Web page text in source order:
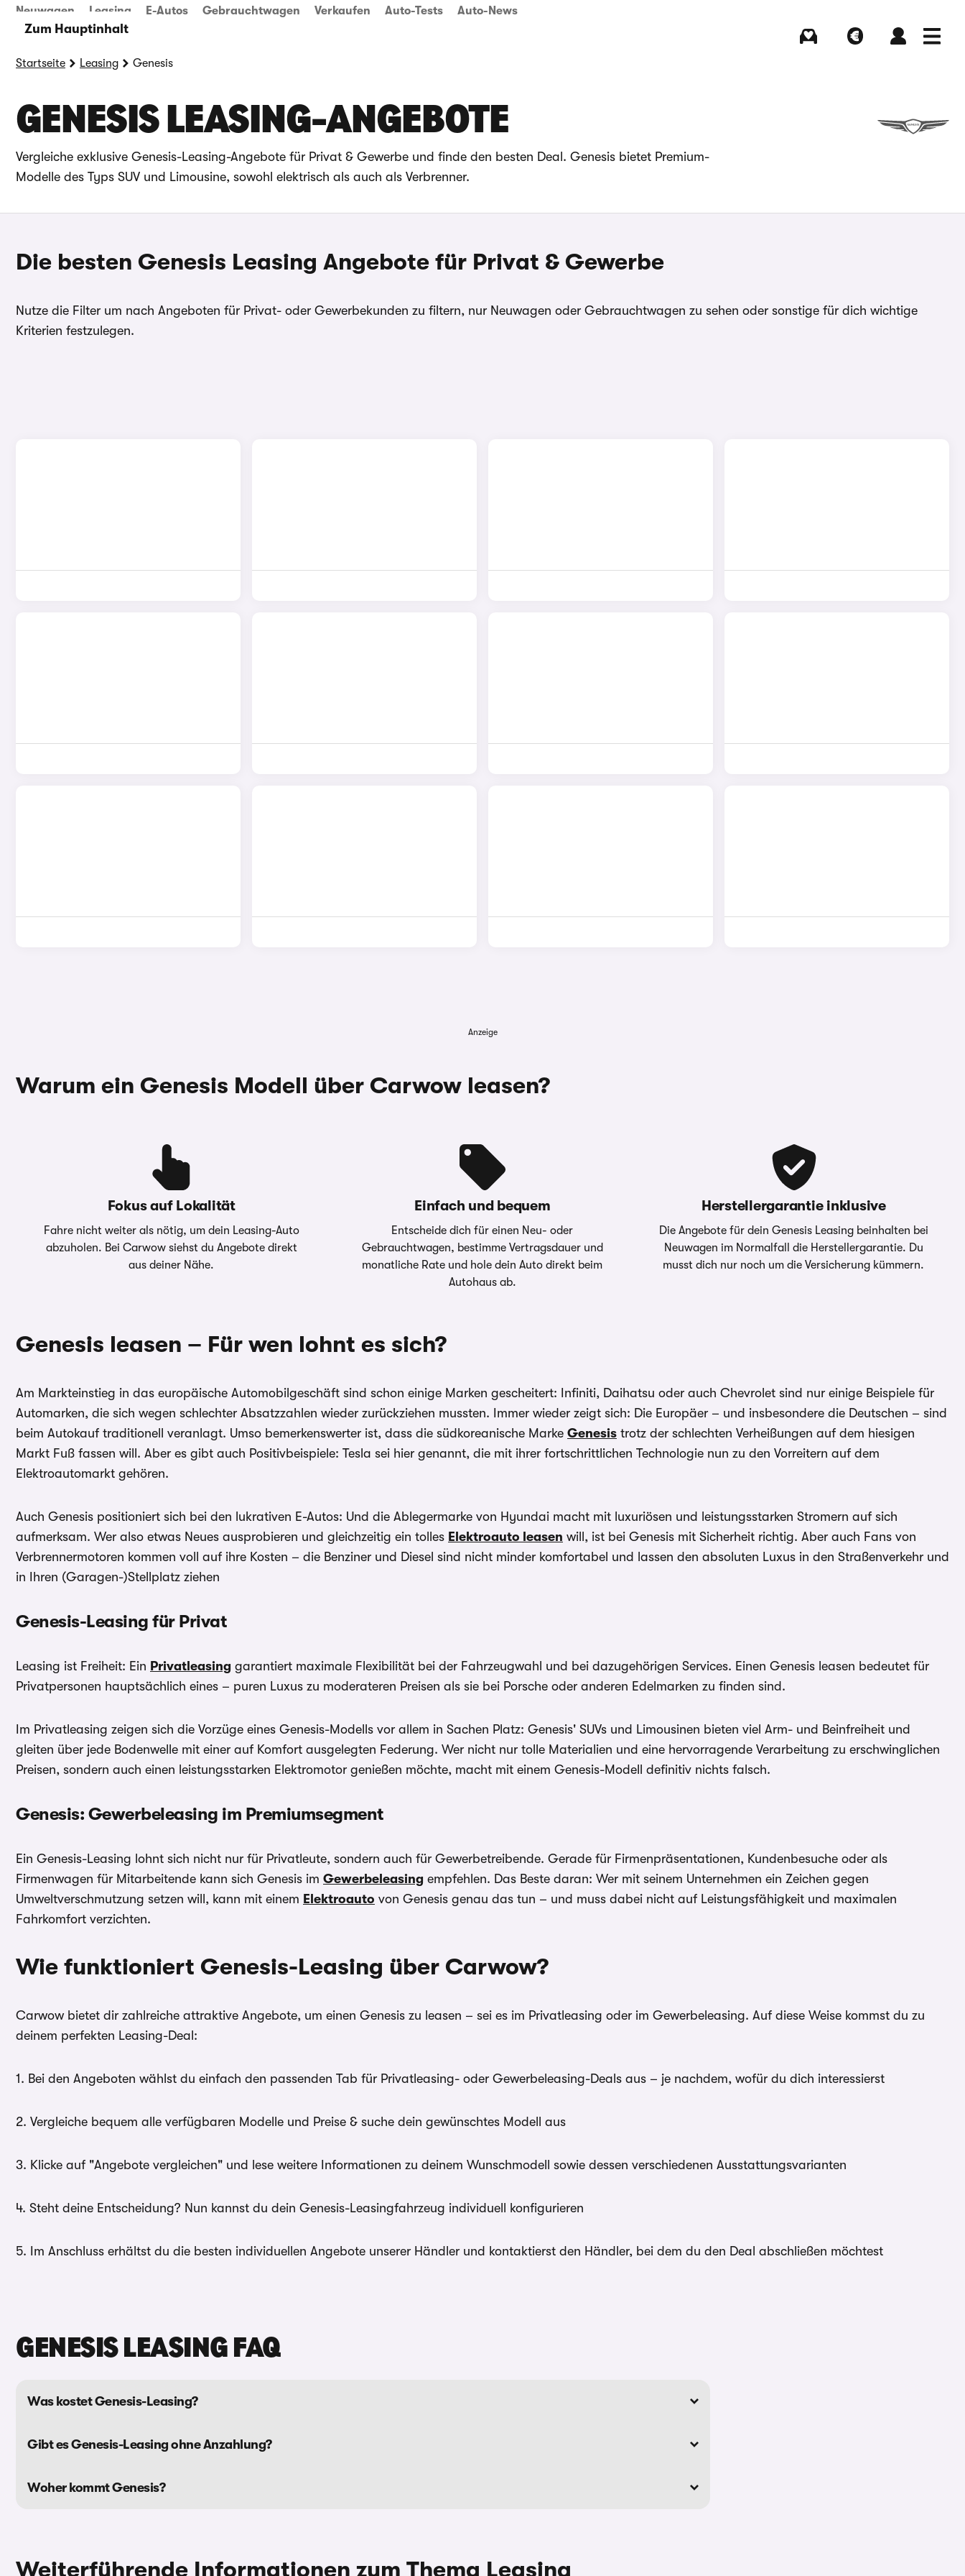
Zum Hauptinhalt
Neuwagen Leasing E-Autos Gebrauchtwagen Verkaufen Auto-Tests Auto-News
Startseite Leasing Genesis
GENESIS LEASING-ANGEBOTE
Vergleiche exklusive Genesis-Leasing-Angebote für Privat & Gewerbe und finde den besten Deal. Genesis bietet Premium-
Modelle des Typs SUV und Limousine, sowohl elektrisch als auch als Verbrenner.
Die besten Genesis Leasing Angebote für Privat & Gewerbe
Nutze die Filter um nach Angeboten für Privat- oder Gewerbekunden zu filtern, nur Neuwagen oder Gebrauchtwagen zu sehen oder sonstige für dich wichtige
Kriterien festzulegen.
Anzeige
Warum ein Genesis Modell über Carwow leasen?
Fokus auf Lokalität
Fahre nicht weiter als nötig, um dein Leasing-Auto
abzuholen. Bei Carwow siehst du Angebote direkt
aus deiner Nähe.
Einfach und bequem
Entscheide dich für einen Neu- oder
Gebrauchtwagen, bestimme Vertragsdauer und
monatliche Rate und hole dein Auto direkt beim
Autohaus ab.
Herstellergarantie inklusive
Die Angebote für dein Genesis Leasing beinhalten bei
Neuwagen im Normalfall die Herstellergarantie. Du
musst dich nur noch um die Versicherung kümmern.
Genesis leasen – Für wen lohnt es sich?
Am Markteinstieg in das europäische Automobilgeschäft sind schon einige Marken gescheitert: Infiniti, Daihatsu oder auch Chevrolet sind nur einige Beispiele für
Automarken, die sich wegen schlechter Absatzzahlen wieder zurückziehen mussten. Immer wieder zeigt sich: Die Europäer – und insbesondere die Deutschen – sind
beim Autokauf traditionell veranlagt. Umso bemerkenswerter ist, dass die südkoreanische Marke Genesis trotz der schlechten Verheißungen auf dem hiesigen
Markt Fuß fassen will. Aber es gibt auch Positivbeispiele: Tesla sei hier genannt, die mit ihrer fortschrittlichen Technologie nun zu den Vorreitern auf dem
Elektroautomarkt gehören.
Auch Genesis positioniert sich bei den lukrativen E-Autos: Und die Ablegermarke von Hyundai macht mit luxuriösen und leistungsstarken Stromern auf sich
aufmerksam. Wer also etwas Neues ausprobieren und gleichzeitig ein tolles Elektroauto leasen will, ist bei Genesis mit Sicherheit richtig. Aber auch Fans von
Verbrennermotoren kommen voll auf ihre Kosten – die Benziner und Diesel sind nicht minder komfortabel und lassen den absoluten Luxus in den Straßenverkehr und
in Ihren (Garagen-)Stellplatz ziehen
Genesis-Leasing für Privat
Leasing ist Freiheit: Ein Privatleasing garantiert maximale Flexibilität bei der Fahrzeugwahl und bei dazugehörigen Services. Einen Genesis leasen bedeutet für
Privatpersonen hauptsächlich eines – puren Luxus zu moderateren Preisen als sie bei Porsche oder anderen Edelmarken zu finden sind.
Im Privatleasing zeigen sich die Vorzüge eines Genesis-Modells vor allem in Sachen Platz: Genesis' SUVs und Limousinen bieten viel Arm- und Beinfreiheit und
gleiten über jede Bodenwelle mit einer auf Komfort ausgelegten Federung. Wer nicht nur tolle Materialien und eine hervorragende Verarbeitung zu erschwinglichen
Preisen, sondern auch einen leistungsstarken Elektromotor genießen möchte, macht mit einem Genesis-Modell definitiv nichts falsch.
Genesis: Gewerbeleasing im Premiumsegment
Ein Genesis-Leasing lohnt sich nicht nur für Privatleute, sondern auch für Gewerbetreibende. Gerade für Firmenpräsentationen, Kundenbesuche oder als
Firmenwagen für Mitarbeitende kann sich Genesis im Gewerbeleasing empfehlen. Das Beste daran: Wer mit seinem Unternehmen ein Zeichen gegen
Umweltverschmutzung setzen will, kann mit einem Elektroauto von Genesis genau das tun – und muss dabei nicht auf Leistungsfähigkeit und maximalen
Fahrkomfort verzichten.
Wie funktioniert Genesis-Leasing über Carwow?
Carwow bietet dir zahlreiche attraktive Angebote, um einen Genesis zu leasen – sei es im Privatleasing oder im Gewerbeleasing. Auf diese Weise kommst du zu
deinem perfekten Leasing-Deal:
1. Bei den Angeboten wählst du einfach den passenden Tab für Privatleasing- oder Gewerbeleasing-Deals aus – je nachdem, wofür du dich interessierst
2. Vergleiche bequem alle verfügbaren Modelle und Preise & suche dein gewünschtes Modell aus
3. Klicke auf "Angebote vergleichen" und lese weitere Informationen zu deinem Wunschmodell sowie dessen verschiedenen Ausstattungsvarianten
4. Steht deine Entscheidung? Nun kannst du dein Genesis-Leasingfahrzeug individuell konfigurieren
5. Im Anschluss erhältst du die besten individuellen Angebote unserer Händler und kontaktierst den Händler, bei dem du den Deal abschließen möchtest
GENESIS LEASING FAQ
Was kostet Genesis-Leasing?
Gibt es Genesis-Leasing ohne Anzahlung?
Woher kommt Genesis?
Weiterführende Informationen zum Thema Leasing